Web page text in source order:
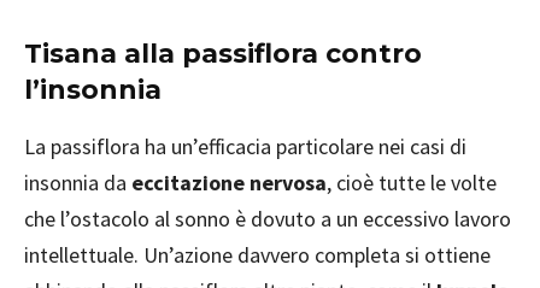
Tisana alla passiflora contro
l’insonnia
La passiflora ha un’efficacia particolare nei casi di
insonnia da eccitazione nervosa, cioè tutte le volte
che l’ostacolo al sonno è dovuto a un eccessivo lavoro
intellettuale. Un’azione davvero completa si ottiene